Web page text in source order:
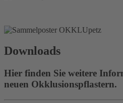
Downloads
Hier finden Sie weitere
neuen Okklusionspflastern.